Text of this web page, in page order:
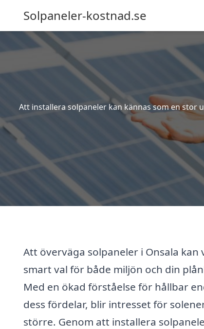
Solpaneler-kostnad.se
Att installera solpaneler kan kännas som en
Att överväga solpaneler i Onsala kan
smart val för både miljön och din
Med en ökad förståelse för hållbar
dess fördelar, blir intresset för
större. Genom att installera